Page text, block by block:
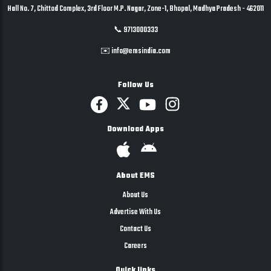
Hall No. 7, Chittod Complex, 3rd Floor M.P. Nagar, Zone-1, Bhopal, Madhya Pradesh - 462011
📞 9713000333
✉️ info@emsindia.com
Follow Us
Download Apps
About EMS
About Us
Advertise With Us
Contact Us
Careers